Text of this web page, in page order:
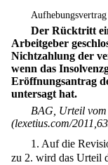
Der Rücktritt
Arbeitgeber
Nichtzahlung der
wenn das
Eröffnungsantrag
untersagt hat.
BAG, Urteil vom
(lexetius.com/
1. Auf die
zu 2. wird das Urteil